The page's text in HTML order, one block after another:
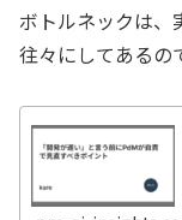
ボトルネックは、
往々にしてあるの